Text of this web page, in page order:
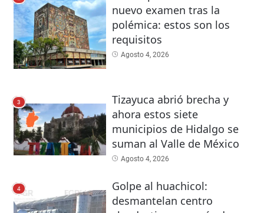
nuevo examen tras la
polémica: estos son los
requisitos
Agosto 4, 2026
3
Tizayuca abrió brecha y
ahora estos siete
municipios de Hidalgo se
suman al Valle de México
Agosto 4, 2026
4
Golpe al huachicol:
desmantelan centro